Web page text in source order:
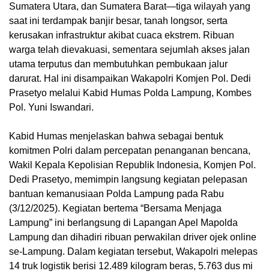
Sumatera Utara, dan Sumatera Barat—tiga wilayah yang
saat ini terdampak banjir besar, tanah longsor, serta
kerusakan infrastruktur akibat cuaca ekstrem. Ribuan
warga telah dievakuasi, sementara sejumlah akses jalan
utama terputus dan membutuhkan pembukaan jalur
darurat. Hal ini disampaikan Wakapolri Komjen Pol. Dedi
Prasetyo melalui Kabid Humas Polda Lampung, Kombes
Pol. Yuni Iswandari.
Kabid Humas menjelaskan bahwa sebagai bentuk
komitmen Polri dalam percepatan penanganan bencana,
Wakil Kepala Kepolisian Republik Indonesia, Komjen Pol.
Dedi Prasetyo, memimpin langsung kegiatan pelepasan
bantuan kemanusiaan Polda Lampung pada Rabu
(3/12/2025). Kegiatan bertema “Bersama Menjaga
Lampung” ini berlangsung di Lapangan Apel Mapolda
Lampung dan dihadiri ribuan perwakilan driver ojek online
se-Lampung. Dalam kegiatan tersebut, Wakapolri melepas
14 truk logistik berisi 12.489 kilogram beras, 5.763 dus mi